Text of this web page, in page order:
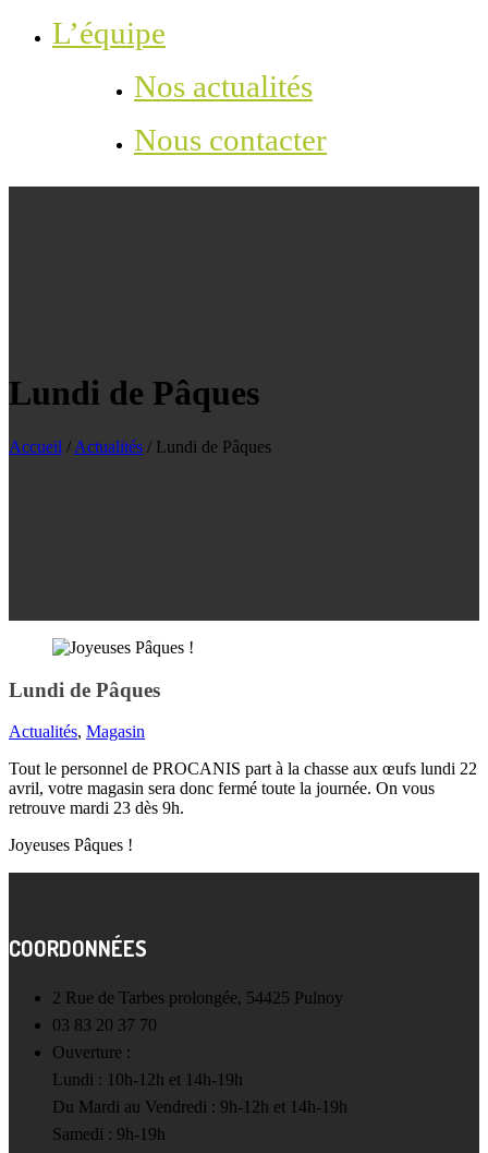
L’équipe
Nos actualités
Nous contacter
Lundi de Pâques
Accueil / Actualités / Lundi de Pâques
Lundi de Pâques
Actualités, Magasin
Tout le personnel de PROCANIS part à la chasse aux œufs lundi 22
avril, votre magasin sera donc fermé toute la journée. On vous
retrouve mardi 23 dès 9h.
Joyeuses Pâques !
COORDONNÉES
2 Rue de Tarbes prolongée, 54425 Pulnoy
03 83 20 37 70
Ouverture :
Lundi : 10h-12h et 14h-19h
Du Mardi au Vendredi : 9h-12h et 14h-19h
Samedi : 9h-19h